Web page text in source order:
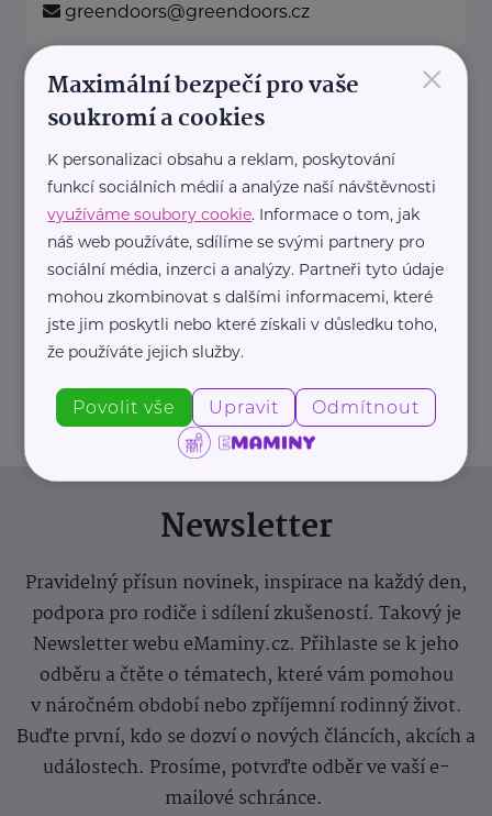
greendoors@greendoors.cz
MOTÝL, z.ú.
Žlutická 22694/2 Plzeň
Organizace MOTÝL nabízí své
služby již od roku 2004.
Rodinné centrum
Vytváří prostor, kde mohou ...
https://www.motyl-plzen.cz/
+420 774 855 134
kancelar@motyl-plzen.cz
Newsletter
Pravidelný přísun novinek, inspirace na každý den,
podpora pro rodiče i sdílení zkušeností. Takový je
Newsletter webu eMaminy.cz. Přihlaste se k jeho
odběru a čtěte o tématech, které vám pomohou
v náročném období nebo zpříjemní rodinný život.
Buďte první, kdo se dozví o nových článcích, akcích a
událostech. Prosíme, potvrďte odběr ve vaší e-
mailové schránce.
×
Maximální bezpečí pro vaše
soukromí a cookies
K personalizaci obsahu a reklam, poskytování
funkcí sociálních médií a analýze naší návštěvnosti
využíváme soubory cookie. Informace o tom, jak
náš web používáte, sdílíme se svými partnery pro
sociální média, inzerci a analýzy. Partneři tyto údaje
mohou zkombinovat s dalšími informacemi, které
jste jim poskytli nebo které získali v důsledku toho,
že používáte jejich služby.
Povolit vše Upravit Odmítnout